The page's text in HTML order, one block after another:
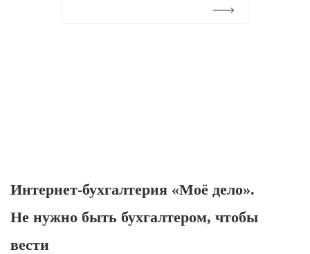
Интернет-бухгалтерия «Моё дело».
Не нужно быть бухгалтером, чтобы
вести